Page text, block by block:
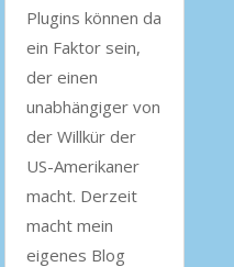
Plugins können da
ein Faktor sein,
der einen
unabhängiger von
der Willkür der
US-Amerikaner
macht. Derzeit
macht mein
eigenes Blog